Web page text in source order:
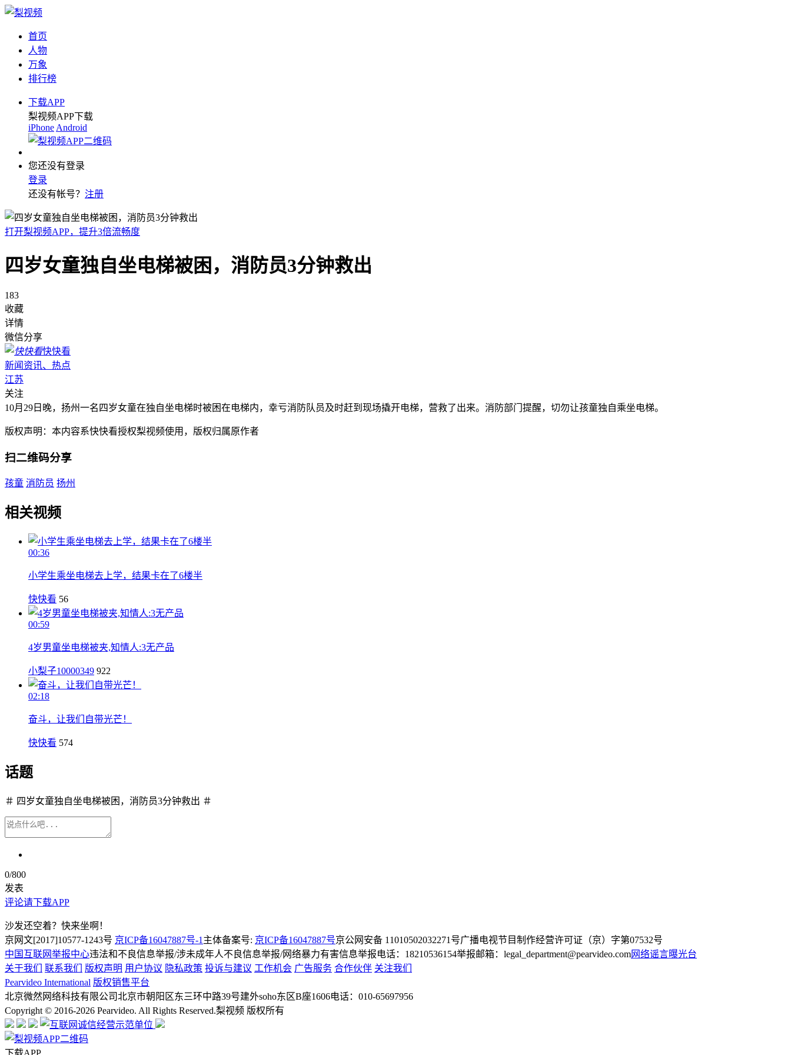
首页
人物
万象
排行榜
下载APP
梨视频APP下载
iPhone Android
您还没有登录
登录
还没有帐号？ 注册
打开梨视频APP，提升3倍流畅度
四岁女童独自坐电梯被困，消防员3分钟救出
183
收藏
详情
微信分享
快快看
新闻资讯、热点
江苏
关注
10月29日晚，扬州一名四岁女童在独自坐电梯时被困在电梯内，幸亏消防队员及时赶到现场撬开电梯，营救了出来。消防部门提醒，切勿让孩童独自乘坐电梯。
版权声明：本内容系快快看授权梨视频使用，版权归属原作者
扫二维码分享
孩童 消防员 扬州
相关视频
00:36
小学生乘坐电梯去上学，结果卡在了6楼半
快快看 56
00:59
4岁男童坐电梯被夹,知情人:3无产品
小梨子10000349 922
02:18
奋斗，让我们自带光芒！
快快看 574
话题
＃ 四岁女童独自坐电梯被困，消防员3分钟救出 ＃
0/800
发表
评论请下载APP
沙发还空着？快来坐啊！
京网文[2017]10577-1243号 京ICP备16047887号-1 主体备案号: 京ICP备16047887号京公网安备 11010502032271号广播电视节目制作经营许可证（京）字第07532号
中国互联网举报中心违法和不良信息举报/涉未成年人不良信息举报/网络暴力有害信息举报电话：18210536154举报邮箱：legal_department@pearvideo.com网络谣言曝光台
关于我们
联系我们 版权声明 用户协议 隐私政策 投诉与建议 工作机会 广告服务 合作伙伴 关注我们
Pearvideo International 版权销售平台
北京微然网络科技有限公司北京市朝阳区东三环中路39号建外soho东区B座1606电话：010-65697956
Copyright © 2016-2026 Pearvideo. All Rights Reserved.梨视频 版权所有
下载APP